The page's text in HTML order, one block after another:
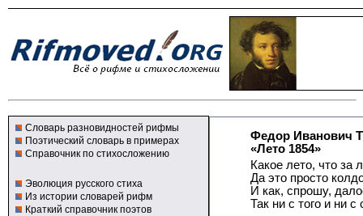
Словарь разновидностей рифмы
Поэтический словарь в примерах
Справочник по стихосложению
Эволюция русского стиха
Из истории словарей рифм
Краткий справочник поэтов
Федор Иванович
«Лето 1854»
Какое лето, что за
Да это просто
И как, спрошу,
Так ни с того и ни с